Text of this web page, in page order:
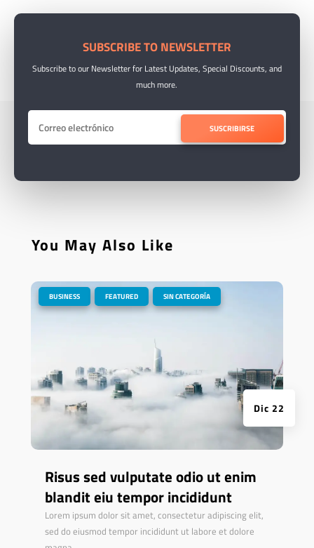
SUBSCRIBE TO NEWSLETTER
Subscribe to our Newsletter for Latest Updates, Special Discounts, and
much more.
SUSCRIBIRSE
You May Also Like
Risus sed vulputate odio ut enim
blandit eiu tempor incididunt
Dic 22
BUSINESS FEATURED SIN CATEGORÍA
Lorem ipsum dolor sit amet, consectetur adipiscing elit,
sed do eiusmod tempor incididunt ut labore et dolore